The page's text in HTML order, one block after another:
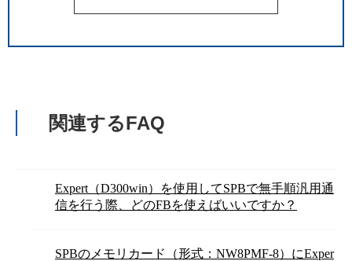
関連するFAQ
Expert（D300win）を使用してSPBで無手順汎用通
信を行う際、どのFBを使えばいいですか？
SPBのメモリカード（形式：NW8PMF-8）にExper